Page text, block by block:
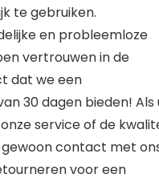
te gebruiken.
en probleemloze
vertrouwen in de
dat we een
30 dagen bieden! Als
service of de
contact met
voor een